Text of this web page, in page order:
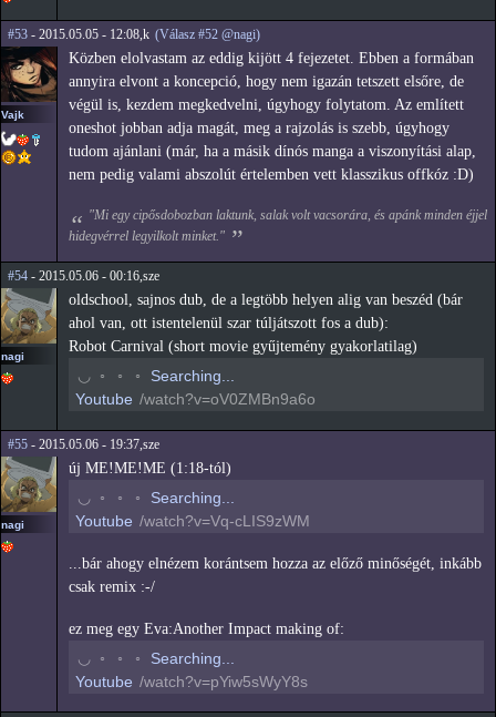
#53 - 2015.05.05 - 12:08,k (Válasz #52 @nagi)
Vajk
Közben elolvastam az eddig kijött 4 fejezetet. Ebben a formában
annyira elvont a koncepció, hogy nem igazán tetszett elsőre, de
végül is, kezdem megkedvelni, úgyhogy folytatom. Az említett
oneshot jobban adja magát, meg a rajzolás is szebb, úgyhogy
tudom ajánlani (már, ha a másik dínós manga a viszonyítási alap,
nem pedig valami abszolút értelemben vett klasszikus offkóz :D)
"Mi egy cipősdobozban laktunk, salak volt vacsorára, és apánk minden éjjel
hidegvérrel legyilkolt minket."
#54 - 2015.05.06 - 00:16,sze
nagi
oldschool, sajnos dub, de a legtöbb helyen alig van beszéd (bár
ahol van, ott istentelenül szar túljátszott fos a dub):
Robot Carnival (short movie gyűjtemény gyakorlatilag)
◠ ◦ ◦ ◦
Searching...
Youtube /watch?v=oV0ZMBn9a6o
#55 - 2015.05.06 - 19:37,sze
nagi
új ME!ME!ME (1:18-tól)
◠ ◦ ◦ ◦
Searching...
Youtube /watch?v=Vq-cLIS9zWM
...bár ahogy elnézem korántsem hozza az előző minőségét, inkább
csak remix :-/
ez meg egy Eva:Another Impact making of:
◠ ◦ ◦ ◦
Searching...
Youtube /watch?v=pYiw5sWyY8s